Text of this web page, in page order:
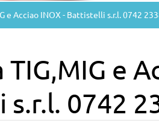
e Acciao INOX - Battistelli s.r.l. 0742
e
0742